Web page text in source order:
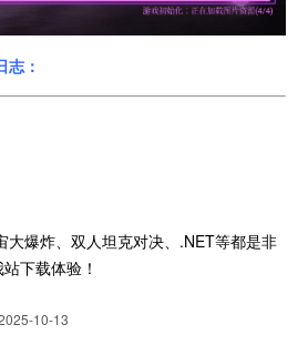
志：
大爆炸、双人坦克对决、.NET等都是非
下载体验！
10-13